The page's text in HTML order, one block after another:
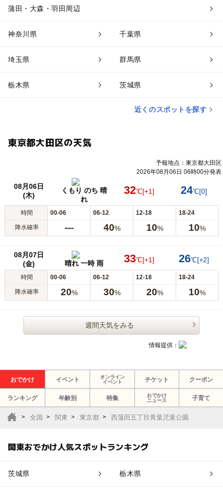
蒲田・大森・羽田周辺
神奈川県 千葉県
埼玉県 群馬県
栃木県 茨城県
近くのスポットを探す
東京都大田区の天気
予報地点：東京都大田区
2026年08月06日 06時00分発表
08月06日
(木)
くもり のち 晴
れ
32℃[+1] 24℃[0]
時間 00-06 06-12 12-18 18-24
降水確率 --- 40% 10% 10%
08月07日
(金)
晴れ 一時 雨 33℃[+1] 26℃[+2]
時間 00-06 06-12 12-18 18-24
降水確率 20% 30% 20% 10%
週間天気をみる
情報提供：
おでかけ イベント
オンライン
イベント
チケット クーポン
ランキング 年齢別 特集
おでかけ
ニュース
子育て
全国 関東 東京都 西蒲田五丁目青葉児童公園
関東おでかけ人気スポットランキング
茨城県 栃木県